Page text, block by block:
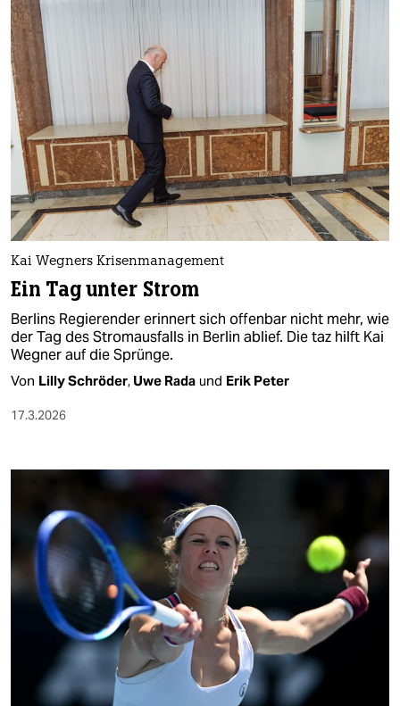
Kai Wegners Krisenmanagement
Ein Tag unter Strom
Berlins Regierender erinnert sich offenbar nicht mehr, wie
der Tag des Stromausfalls in Berlin ablief. Die taz hilft Kai
Wegner auf die Sprünge.
Von Lilly Schröder, Uwe Rada und Erik Peter
17.3.2026